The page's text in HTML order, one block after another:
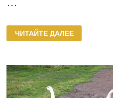
КИТАЙСКАЯ
ПОРОДА
ГУСЕЙ
ЧИТАЙТЕ ДАЛЕЕ